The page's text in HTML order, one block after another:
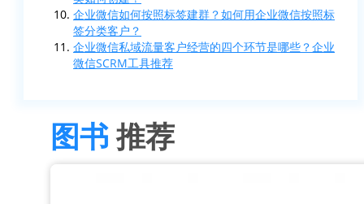
企业微信如何按照标签建群？如何用企业微信按照标
签分类客户？
企业微信私域流量客户经营的四个环节是哪些？企业
微信SCRM工具推荐
图书推荐